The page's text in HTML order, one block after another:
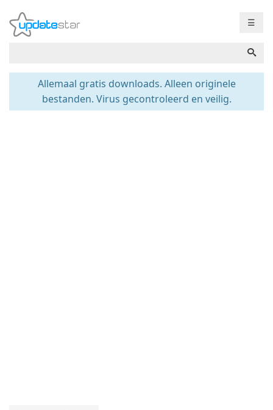
☰
Allemaal gratis downloads. Alleen originele
bestanden. Virus gecontroleerd en veilig.